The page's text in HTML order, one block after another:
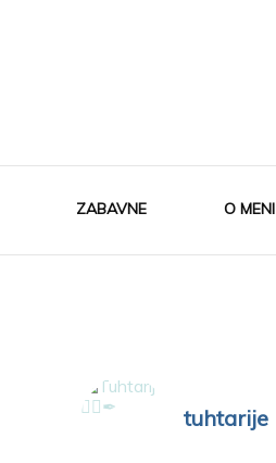
ZABAVNE O MENI
tuhtarije